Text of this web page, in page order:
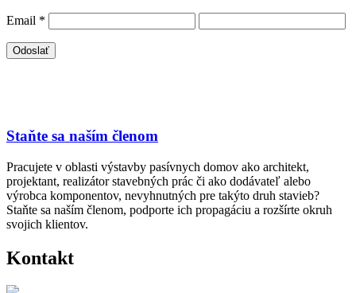
Email *
Staňte sa naším členom
Pracujete v oblasti výstavby pasívnych domov ako architekt,
projektant, realizátor stavebných prác či ako dodávateľ alebo
výrobca komponentov, nevyhnutných pre takýto druh stavieb?
Staňte sa naším členom, podporte ich propagáciu a rozšírte okruh
svojich klientov.
Kontakt